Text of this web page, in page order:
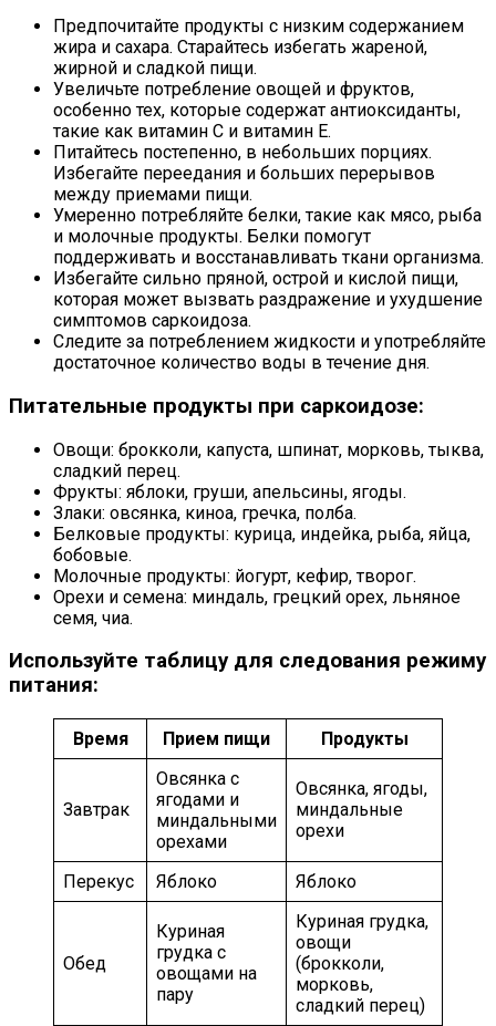
Предпочитайте продукты с низким содержанием
жира и сахара. Старайтесь избегать жареной,
жирной и сладкой пищи.
Увеличьте потребление овощей и фруктов,
особенно тех, которые содержат антиоксиданты,
такие как витамин С и витамин Е.
Питайтесь постепенно, в небольших порциях.
Избегайте переедания и больших перерывов
между приемами пищи.
Умеренно потребляйте белки, такие как мясо, рыба
и молочные продукты. Белки помогут
поддерживать и восстанавливать ткани организма.
Избегайте сильно пряной, острой и кислой пищи,
которая может вызвать раздражение и ухудшение
симптомов саркоидоза.
Следите за потреблением жидкости и употребляйте
достаточное количество воды в течение дня.
Питательные продукты при саркоидозе:
Овощи: брокколи, капуста, шпинат, морковь, тыква,
сладкий перец.
Фрукты: яблоки, груши, апельсины, ягоды.
Злаки: овсянка, киноа, гречка, полба.
Белковые продукты: курица, индейка, рыба, яйца,
бобовые.
Молочные продукты: йогурт, кефир, творог.
Орехи и семена: миндаль, грецкий орех, льняное
семя, чиа.
Используйте таблицу для следования режиму
питания:
Время Прием пищи Продукты
Завтрак
Овсянка с
ягодами и
миндальными
орехами
Овсянка, ягоды,
миндальные
орехи
Перекус Яблоко Яблоко
Обед
Куриная
грудка с
овощами на
пару
Куриная грудка,
овощи
(брокколи,
морковь,
сладкий перец)